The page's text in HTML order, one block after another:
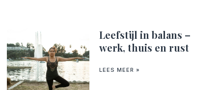
Leefstijl in balans –
werk, thuis en rust
LEES MEER »